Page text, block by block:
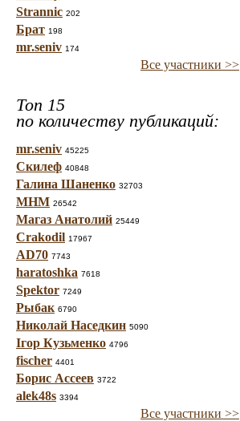
Strannic 202
Брат 198
mr.seniv 174
Все участники >>
Топ 15
по количеству публикаций:
mr.seniv 45225
Скилеф 40848
Галина Шаненко 32703
МНМ 26542
Магаз Анатолий 25449
Crakodil 17967
AD70 7743
haratoshka 7618
Spektor 7249
Рыбак 6790
Николай Наседкин 5090
Ігор Кузьменко 4796
fischer 4401
Борис Ассеев 3722
alek48s 3394
Все участники >>